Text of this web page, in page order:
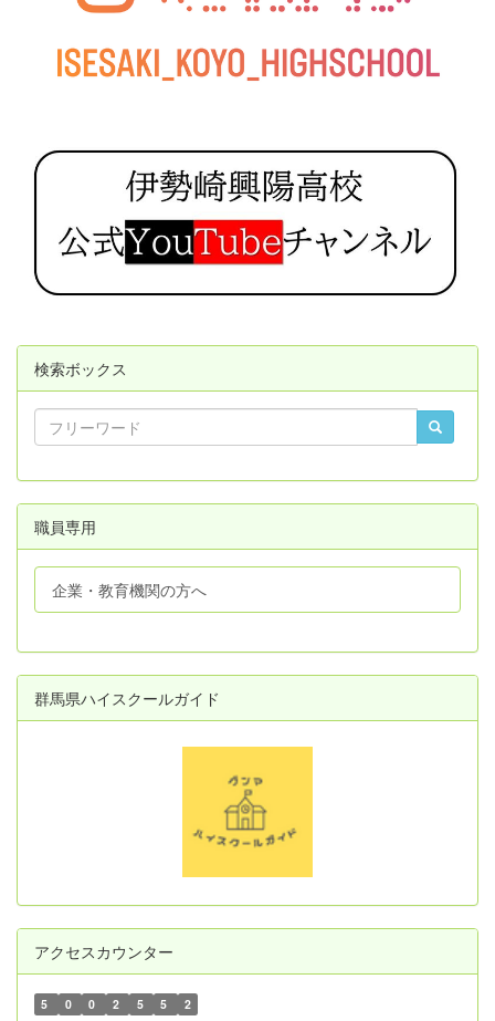
検索ボックス
職員専用
企業・教育機関の方へ
群馬県ハイスクールガイド
アクセスカウンター
5 0 0 2 5 5 2